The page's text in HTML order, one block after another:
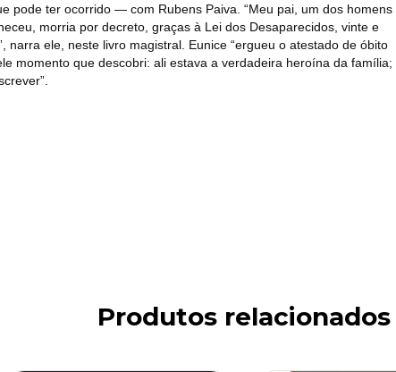
pode ter ocorrido — com Rubens Paiva. “Meu pai, um dos homens
morria por decreto, graças à Lei dos Desaparecidos, vinte e
narra ele, neste livro magistral. Eunice “ergueu o atestado de óbito
momento que descobri: ali estava a verdadeira heroína da família;
Produtos relacionados